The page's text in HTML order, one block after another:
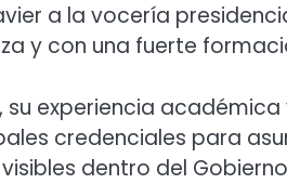
a la vocería
y con una fuerte
su experiencia
credenciales para
dentro del